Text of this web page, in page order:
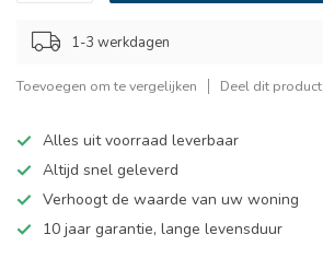
1-3 werkdagen
Toevoegen om te vergelijken Deel dit product
Alles uit voorraad leverbaar
Altijd snel geleverd
Verhoogt de waarde van uw woning
10 jaar garantie, lange levensduur